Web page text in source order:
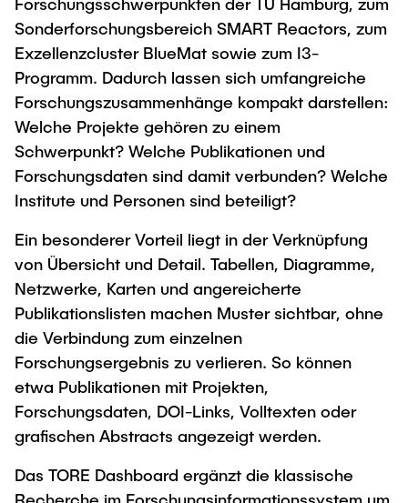
Sonderforschungsbereich SMART Reactors, zum
Exzellenzcluster BlueMat sowie zum I3-
Programm. Dadurch lassen sich umfangreiche
Forschungszusammenhänge kompakt darstellen:
Welche Projekte gehören zu einem
Schwerpunkt? Welche Publikationen und
Forschungsdaten sind damit verbunden? Welche
Institute und Personen sind beteiligt?
Ein besonderer Vorteil liegt in der Verknüpfung
von Übersicht und Detail. Tabellen, Diagramme,
Netzwerke, Karten und angereicherte
Publikationslisten machen Muster sichtbar, ohne
die Verbindung zum einzelnen
Forschungsergebnis zu verlieren. So können
etwa Publikationen mit Projekten,
Forschungsdaten, DOI-Links, Volltexten oder
grafischen Abstracts angezeigt werden.
Das TORE Dashboard ergänzt die klassische